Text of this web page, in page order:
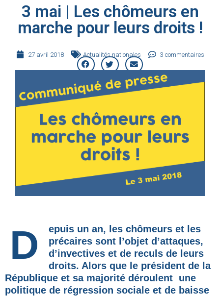
3 mai | Les chômeurs en
marche pour leurs droits !
27 avril 2018 Actualités nationales 3 commentaires
Depuis un an, les chômeurs et les
précaires sont l’objet d’attaques,
d’invectives et de reculs de leurs
droits. Alors que le président de la
République et sa majorité déroulent une
politique de régression sociale et de baisse